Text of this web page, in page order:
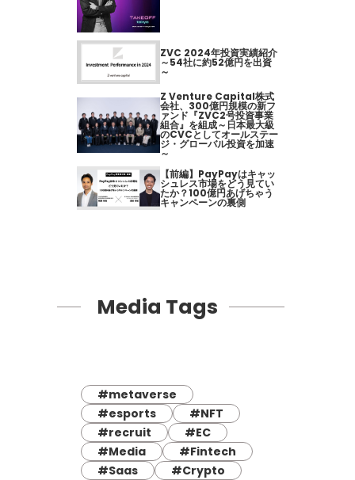
ZVC 2024年投資実績紹介
～54社に約52億円を出資
～
Z Venture Capital株式
会社、300億円規模の新フ
ァンド『ZVC2号投資事業
組合』を組成～日本最大級
のCVCとしてオールステー
ジ・グローバル投資を加速
～
【前編】PayPayはキャッ
シュレス市場をどう見てい
たか？100億円あげちゃう
キャンペーンの裏側
Media Tags
#metaverse
#esports
#NFT
#recruit
#EC
#Media
#Fintech
#Saas
#Crypto